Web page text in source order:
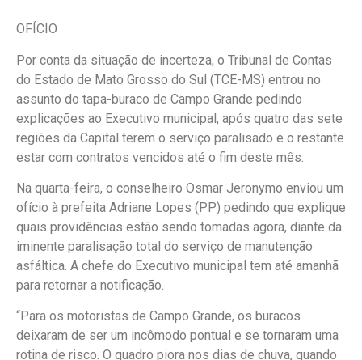
OFÍCIO
Por conta da situação de incerteza, o Tribunal de Contas
do Estado de Mato Grosso do Sul (TCE-MS) entrou no
assunto do tapa-buraco de Campo Grande pedindo
explicações ao Executivo municipal, após quatro das sete
regiões da Capital terem o serviço paralisado e o restante
estar com contratos vencidos até o fim deste mês.
Na quarta-feira, o conselheiro Osmar Jeronymo enviou um
ofício à prefeita Adriane Lopes (PP) pedindo que explique
quais providências estão sendo tomadas agora, diante da
iminente paralisação total do serviço de manutenção
asfáltica. A chefe do Executivo municipal tem até amanhã
para retornar a notificação.
“Para os motoristas de Campo Grande, os buracos
deixaram de ser um incômodo pontual e se tornaram uma
rotina de risco. O quadro piora nos dias de chuva, quando